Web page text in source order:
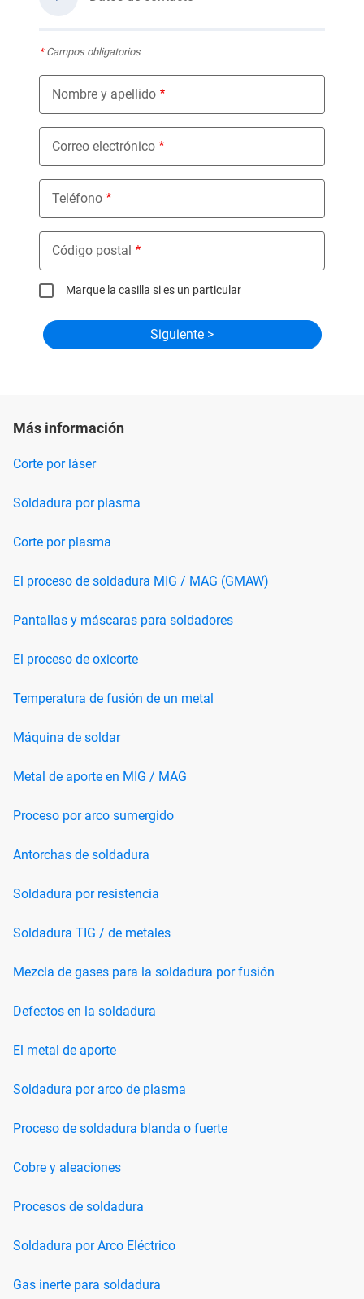
*Campos obligatorios
Nombre y apellido
Correo electrónico
Teléfono
Código postal
Marque la casilla si es un particular
Más información
Corte por láser
Soldadura por plasma
Corte por plasma
El proceso de soldadura MIG / MAG (GMAW)
Pantallas y máscaras para soldadores
El proceso de oxicorte
Temperatura de fusión de un metal
Máquina de soldar
Metal de aporte en MIG / MAG
Proceso por arco sumergido
Antorchas de soldadura
Soldadura por resistencia
Soldadura TIG / de metales
Mezcla de gases para la soldadura por fusión
Defectos en la soldadura
El metal de aporte
Soldadura por arco de plasma
Proceso de soldadura blanda o fuerte
Cobre y aleaciones
Procesos de soldadura
Soldadura por Arco Eléctrico
Gas inerte para soldadura